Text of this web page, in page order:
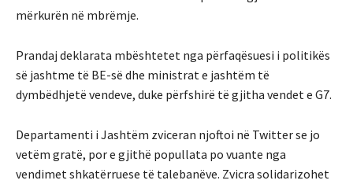
mërkurën në mbrëmje.
Prandaj deklarata mbështetet nga përfaqësuesi i politikës
së jashtme të BE-së dhe ministrat e jashtëm të
dymbëdhjetë vendeve, duke përfshirë të gjitha vendet e G7.
Departamenti i Jashtëm zviceran njoftoi në Twitter se jo
vetëm gratë, por e gjithë popullata po vuante nga
vendimet shkatërruese të talebanëve. Zvicra solidarizohet